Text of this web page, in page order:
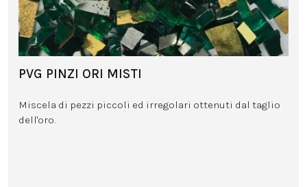
PVG PINZI ORI MISTI
Miscela di pezzi piccoli ed irregolari ottenuti dal taglio
dell'oro.